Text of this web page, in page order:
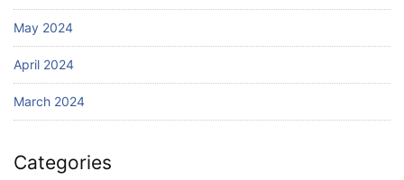
May 2024
April 2024
March 2024
Categories